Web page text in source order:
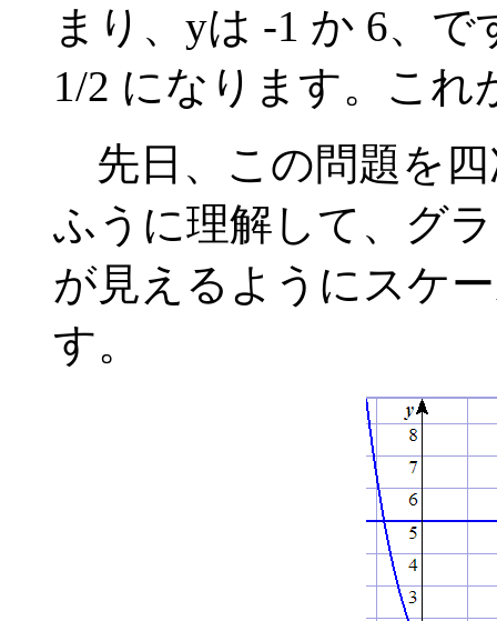
まり、yは -1 か 6、
1/2 になります。これ
先日、この問題を
ふうに理解して、グ
が見えるようにスケ
す。